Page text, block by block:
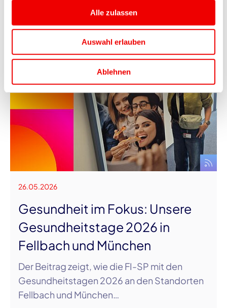
Alle zulassen
Auswahl erlauben
Ablehnen
26.05.2026
Gesundheit im Fokus: Unsere
Gesundheitstage 2026 in
Fellbach und München
Der Beitrag zeigt, wie die FI-SP mit den
Gesundheitstagen 2026 an den Standorten
Fellbach und München…